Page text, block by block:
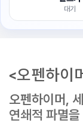
대기
<오펜하이
오펜하이머,
연쇄적 파멸